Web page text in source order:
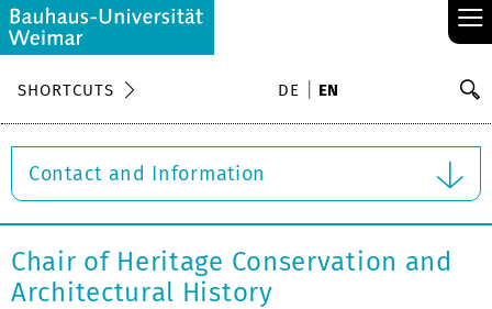
≡
SHORTCUTS DE EN
Contact and Information
Chair of Heritage Conservation and
Architectural History